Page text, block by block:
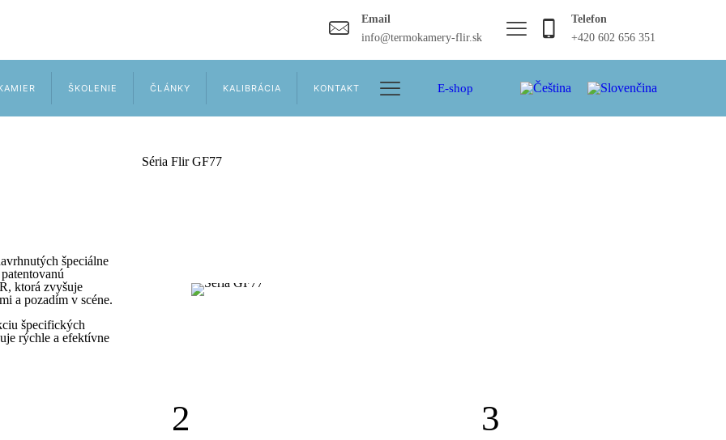
Email
info@termokamery-flir.sk
Telefon
+420 602 656 351
ŠKOLENIE ČLÁNKY KALIBRÁCIA KONTAKT E-shop
Séria Flir GF77
špeciálne
ktorá zvyšuje
a pozadím v scéne.
špecifických
rýchle a efektívne
2 3